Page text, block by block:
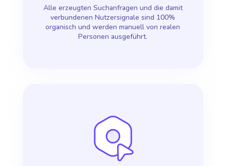
Alle erzeugten Suchanfragen und die damit
verbundenen Nutzersignale sind 100%
organisch und werden manuell von realen
Personen ausgeführt.